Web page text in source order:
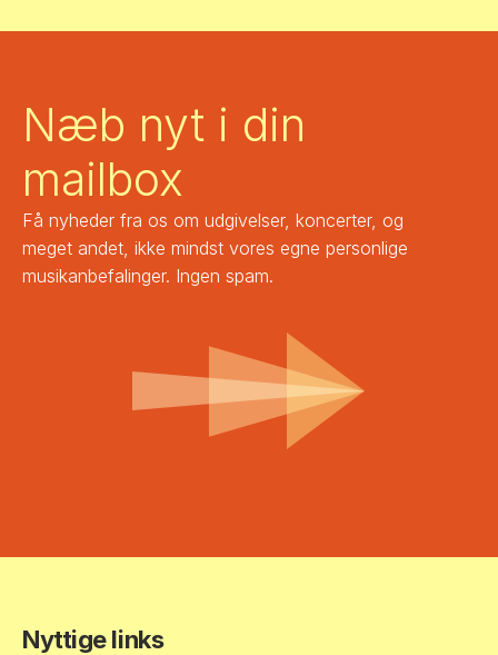
Næb nyt i din
mailbox
Få nyheder fra os om udgivelser, koncerter, og
meget andet, ikke mindst vores egne personlige
musikanbefalinger. Ingen spam.
Nyttige links